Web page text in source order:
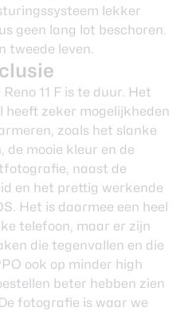
lekker
geen lang lot beschoren.
tweede leven.
Reno 11 F is te duur. Het
heeft zeker mogelijkheden
zoals het slanke
de mooie kleur en de
naast de
en het prettig werkende
Het is daarmee een heel
telefoon, maar er zijn
die tegenvallen en die
ook op minder high
beter hebben zien
fotografie is waar we